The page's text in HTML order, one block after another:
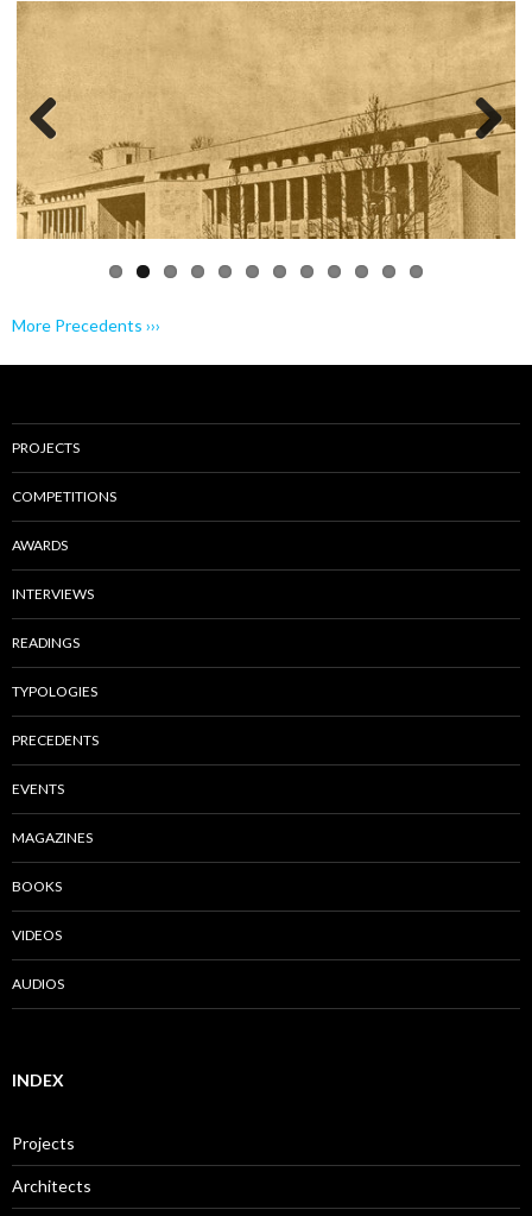
Previo
Next
More Precedents ›››
PROJECTS
COMPETITIONS
AWARDS
INTERVIEWS
READINGS
TYPOLOGIES
PRECEDENTS
EVENTS
MAGAZINES
BOOKS
VIDEOS
AUDIOS
INDEX
Projects
Architects